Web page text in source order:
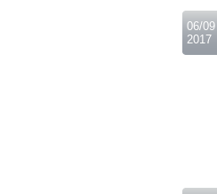
06/09
2017